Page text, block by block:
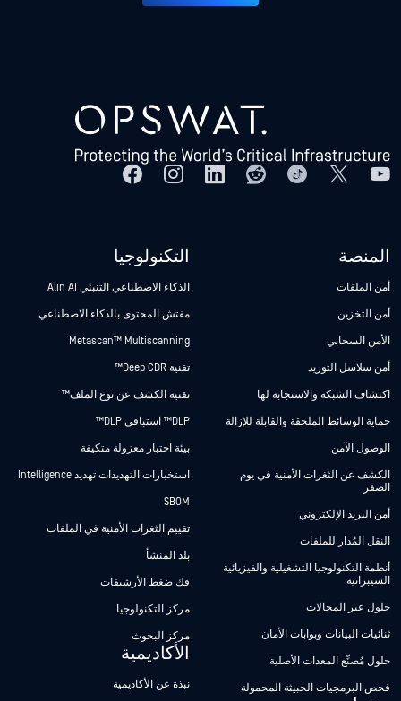
المنصة
أمن الملفات
أمن التخزين
الأمن السحابي
أمن سلاسل التوريد
اكتشاف الشبكة والاستجابة لها
حماية الوسائط الملحقة والقابلة للإزالة
الوصول الآمن
الكشف عن الثغرات الأمنية في يوم
الصفر
أمن البريد الإلكتروني
النقل المُدار للملفات
أنظمة التكنولوجيا التشغيلية والفيزيائية
السيبرانية
حلول عبر المجالات
ثنائيات البيانات وبوابات الأمان
حلول مُصنِّع المعدات الأصلية
فحص البرمجيات الخبيثة المحمولة
التكنولوجيا
الذكاء الاصطناعي التنبئي Alin AI
مفتش المحتوى بالذكاء الاصطناعي
Metascan™ Multiscanning
تقنية Deep CDR™
تقنية الكشف عن نوع الملف™
DLP™ استباقي DLP™
بيئة اختبار معزولة متكيفة
استخبارات التهديدات تهديد Intelligence
SBOM
تقييم الثغرات الأمنية في الملفات
بلد المنشأ
فك ضغط الأرشيفات
مركز التكنولوجيا
مركز البحوث
الأكاديمية
نبذة عن الأكاديمية